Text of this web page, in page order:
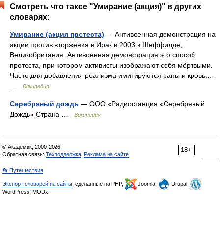
Смотреть что такое "Умирание (акция)" в других
словарях:
Умирание (акция протеста) — Антивоенная демонстрация на
акции против вторжения в Ирак в 2003 в Шеффилде,
Великобритания. Антивоенная демонстрация это способ
протеста, при котором активисты изображают себя мёртвыми.
Часто для добавления реализма имитируются раны и кровь.…
Википедия
Серебряный дождь — ООО «Радиостанция «Серебряный
Дождь» Страна …
Википедия
18+
© Академик, 2000-2026
Обратная связь: Техподдержка Реклама на сайте
👣 Путешествия
Экспорт словарей на сайты , сделанные на PHP, Joomla,
Drupal,
WordPress, MODx.